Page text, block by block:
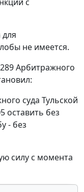
с
не имеется.
Арбитражного
суда Тульской
оставить без
- без
силу с момента